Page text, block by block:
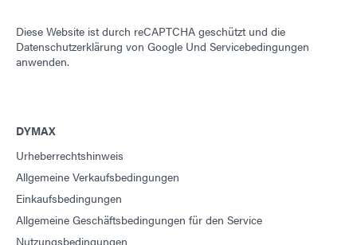
Diese Website ist durch reCAPTCHA geschützt und die
Datenschutzerklärung von Google Und Servicebedingungen
anwenden.
DYMAX
Urheberrechtshinweis
Allgemeine Verkaufsbedingungen
Einkaufsbedingungen
Allgemeine Geschäftsbedingungen für den Service
Nutzungsbedingungen